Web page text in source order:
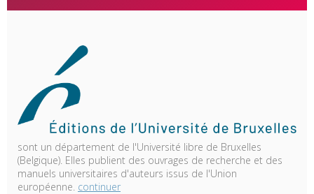
sont un département de l'Université libre de Bruxelles
(Belgique). Elles publient des ouvrages de recherche et des
manuels universitaires d'auteurs issus de l'Union
européenne. continuer